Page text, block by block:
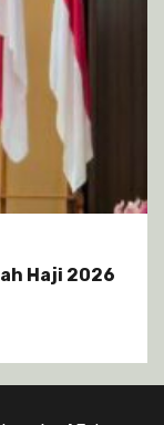
Haji 2026